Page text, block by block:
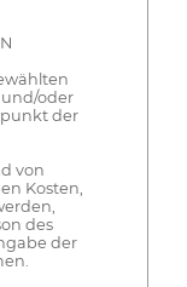
oder
der
von
Kosten,
des
der